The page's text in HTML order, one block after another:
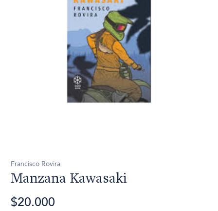
Francisco Rovira
Manzana Kawasaki
$20.000